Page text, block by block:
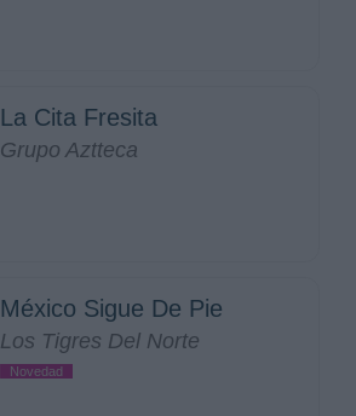
La Cita Fresita
Grupo Aztteca
México Sigue De Pie
Los Tigres Del Norte
Novedad